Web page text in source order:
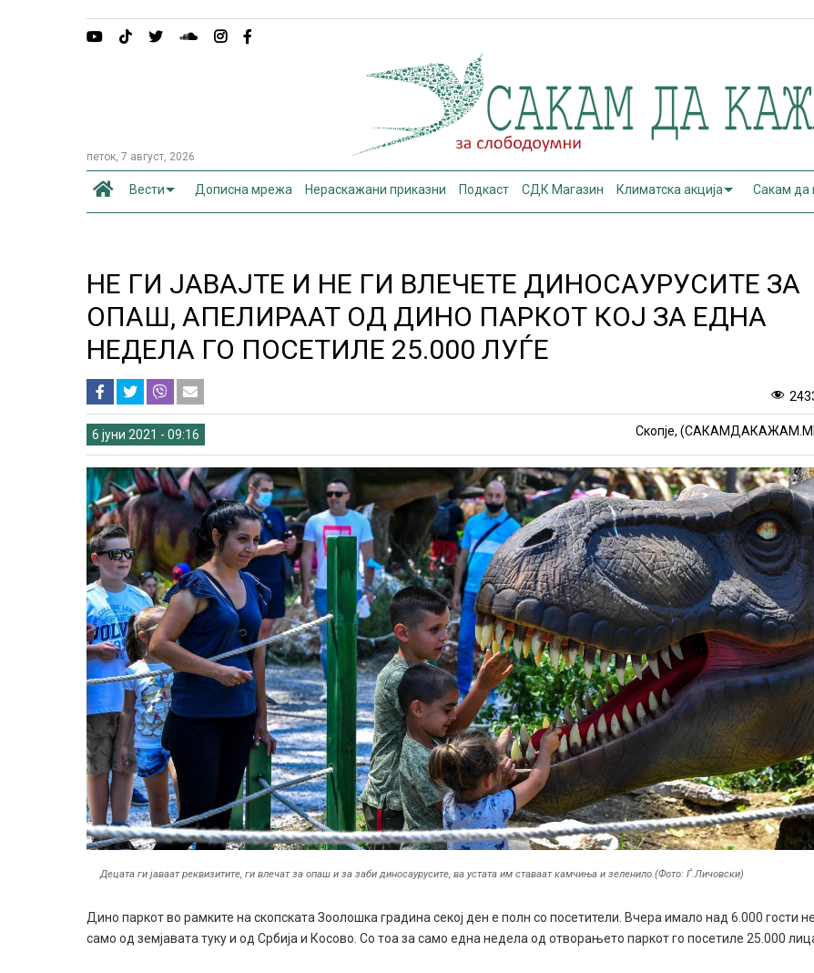
петок, 7 август, 2026
Вести Дописна мрежа Нераскажани приказни Подкаст СДК Магазин Климатска акција Сакам да
НЕ ГИ ЈАВАЈТЕ И НЕ ГИ ВЛЕЧЕТЕ ДИНОСАУРУСИТЕ ЗА
ОПАШ, АПЕЛИРААТ ОД ДИНО ПАРКОТ КОЈ ЗА ЕДНА
НЕДЕЛА ГО ПОСЕТИЛЕ 25.000 ЛУЃЕ
6 јуни 2021 - 09:16 Скопје,
Децата ги јаваат реквизитите, ги влечат за опаш и за заби диносаурусите, ва устата им ставаат камчиња и зеленило.(Фото: Ѓ.Личовски)
Дино паркот во рамките на скопската Зоолошка градина секој ден е полн со посетители. Вчера имало над 6.000 гости не
само од земјавата туку и од Србија и Косово. Со тоа за само една недела од отворањето паркот го посетиле 25.000